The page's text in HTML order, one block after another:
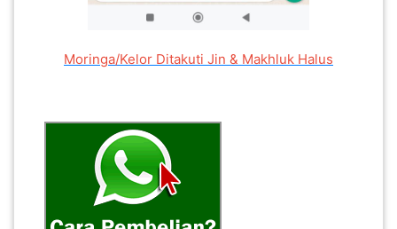
Moringa/Kelor Ditakuti Jin & Makhluk Halus